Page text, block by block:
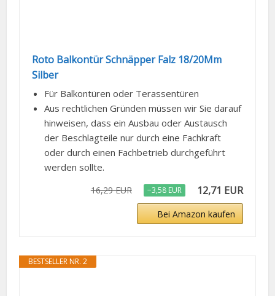
Roto Balkontür Schnäpper Falz 18/20Mm
Silber
Für Balkontüren oder Terassentüren
Aus rechtlichen Gründen müssen wir Sie darauf
hinweisen, dass ein Ausbau oder Austausch
der Beschlagteile nur durch eine Fachkraft
oder durch einen Fachbetrieb durchgeführt
werden sollte.
16,29 EUR −3,58 EUR 12,71 EUR
Bei Amazon kaufen
BESTSELLER NR. 2